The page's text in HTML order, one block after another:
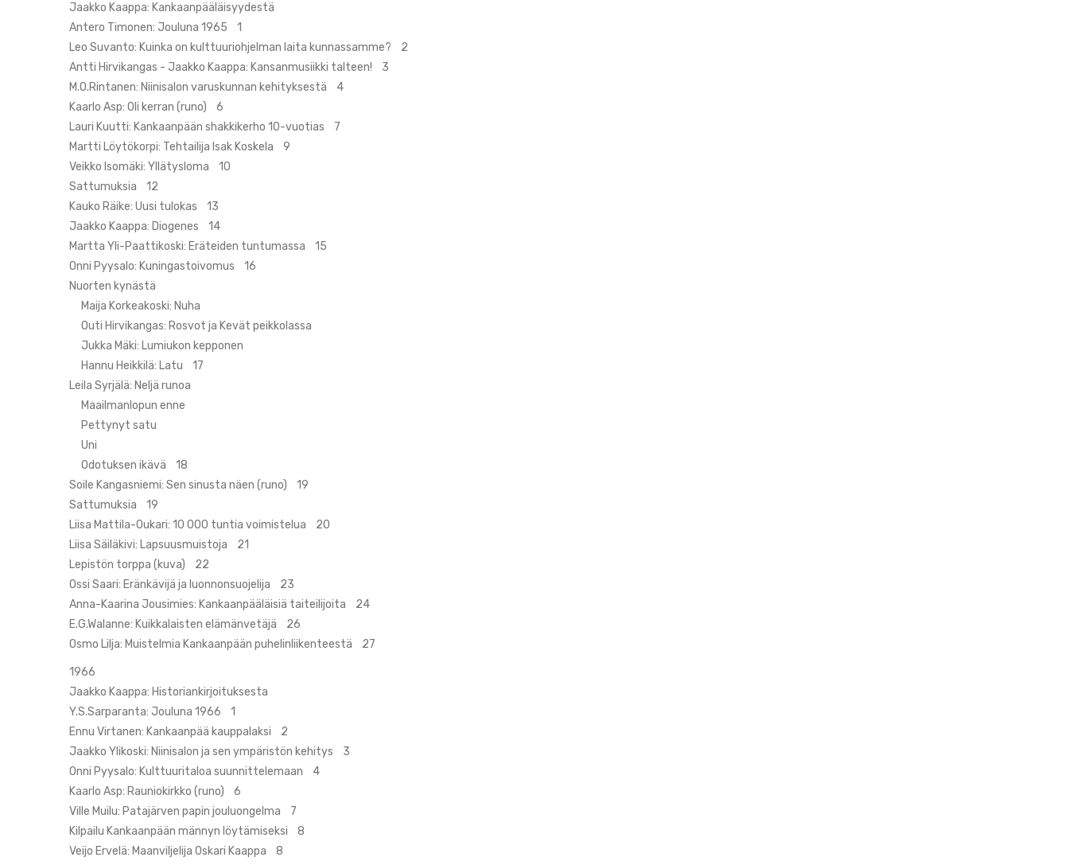
Jaakko Kaappa: Kankaanpääläisyydestä
Antero Timonen: Jouluna 1965 1
Leo Suvanto: Kuinka on kulttuuriohjelman laita kunnassamme? 2
Antti Hirvikangas - Jaakko Kaappa: Kansanmusiikki talteen! 3
M.O.Rintanen: Niinisalon varuskunnan kehityksestä 4
Kaarlo Asp: Oli kerran (runo) 6
Lauri Kuutti: Kankaanpään shakkikerho 10-vuotias 7
Martti Löytökorpi: Tehtailija Isak Koskela 9
Veikko Isomäki: Yllätysloma 10
Sattumuksia 12
Kauko Räike: Uusi tulokas 13
Jaakko Kaappa: Diogenes 14
Martta Yli-Paattikoski: Eräteiden tuntumassa 15
Onni Pyysalo: Kuningastoivomus 16
Nuorten kynästä
Maija Korkeakoski: Nuha
Outi Hirvikangas: Rosvot ja Kevät peikkolassa
Jukka Mäki: Lumiukon kepponen
Hannu Heikkilä: Latu 17
Leila Syrjälä: Neljä runoa
Maailmanlopun enne
Pettynyt satu
Uni
Odotuksen ikävä 18
Soile Kangasniemi: Sen sinusta näen (runo) 19
Sattumuksia 19
Liisa Mattila-Oukari: 10 000 tuntia voimistelua 20
Liisa Säiläkivi: Lapsuusmuistoja 21
Lepistön torppa (kuva) 22
Ossi Saari: Eränkävijä ja luonnonsuojelija 23
Anna-Kaarina Jousimies: Kankaanpääläisiä taiteilijoita 24
E.G.Walanne: Kuikkalaisten elämänvetäjä 26
Osmo Lilja: Muistelmia Kankaanpään puhelinliikenteestä 27
1966
Jaakko Kaappa: Historiankirjoituksesta
Y.S.Sarparanta: Jouluna 1966 1
Ennu Virtanen: Kankaanpää kauppalaksi 2
Jaakko Ylikoski: Niinisalon ja sen ympäristön kehitys 3
Onni Pyysalo: Kulttuuritaloa suunnittelemaan 4
Kaarlo Asp: Rauniokirkko (runo) 6
Ville Muilu: Patajärven papin jouluongelma 7
Kilpailu Kankaanpään männyn löytämiseksi 8
Veijo Ervelä: Maanviljelija Oskari Kaappa 8